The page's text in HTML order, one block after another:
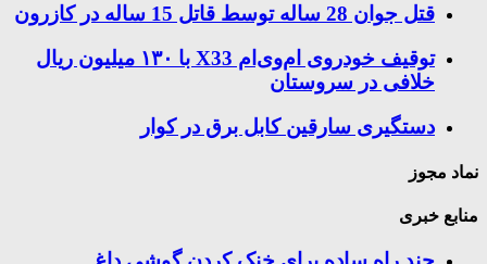
قتل جوان 28 ساله توسط قاتل 15 ساله در کازرون
توقیف خودروی ام‌وی‌ام X33 با ۱۳۰ میلیون ریال
خلافی در سروستان
دستگیری سارقین کابل برق در کوار
نماد مجوز
منابع خبری